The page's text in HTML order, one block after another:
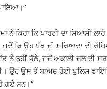
ਨੇ ਕਿਹਾ ਕਿ ਪਾਰਟੀ ਦਾ ਸਿਆਸੀ
ਕਿ ਉਹ ਪੰਥ ਦੀ ਮਰਿਆਦਾ ਦੀ
ਨੂੰ ਨਹੀਂ ਭੁੱਲੇ, ਜਦੋਂ ਅਕਾਲੀ ਦਲ ਦੀ
ਉਹ ਉਸ ਤੋਂ ਬਾਅਦ ਹੋਈ ਪੁਲਿਸ
ਗਏ ਸਨ।”